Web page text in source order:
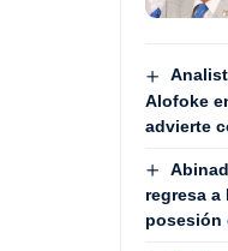
Alofoke
advierte
regresa a
posesión